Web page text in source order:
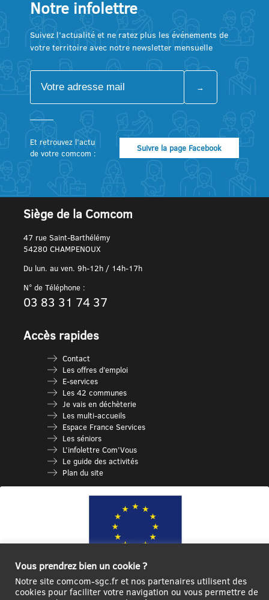
Notre infolettre
Suivez l’actualité et ne ratez plus les événements de
votre territoire avec notre newsletter mensuelle
Et retrouvez l’actu
de votre comcom :
Suivre la page Facebook
Siège de la Comcom
47 rue Saint-Barthélémy
54280 CHAMPENOUX
Du lun. au ven. 9h-12h / 14h-17h
N° de Téléphone :
03 83 31 74 37
Accès rapides
Contact
Les offres d’emploi
E-services
Les 42 communes
Je vais en déchèterie
Les multi-accueils
Espace France Services
Les séniors
L’infolettre Com’Vous
Le guide des activités
Plan du site
Ce site internet a été cofinancé par l’Union européenne avec le Fonds
Vous prendrez bien un cookie ?
Notre site comcom-sgc.fr et nos partenaires utilisent des
cookies pour faciliter votre navigation ou vous permettre de